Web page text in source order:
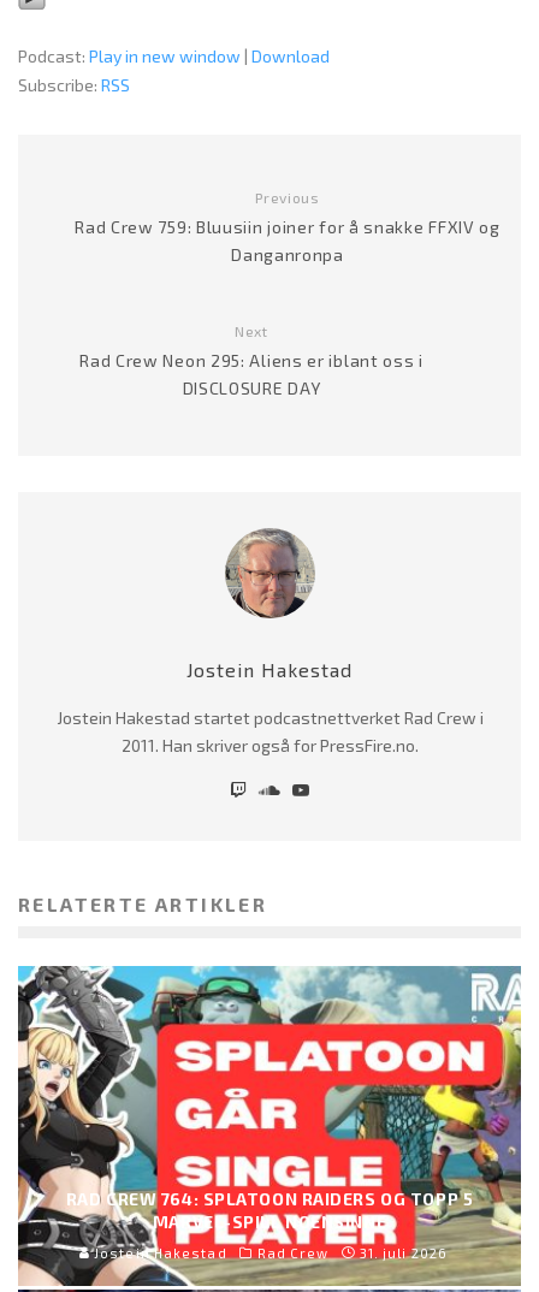
Podcast: Play in new window | Download
Subscribe: RSS
Previous
Rad Crew 759: Bluusiin joiner for å snakke FFXIV og
Danganronpa
Next
Rad Crew Neon 295: Aliens er iblant oss i
DISCLOSURE DAY
Jostein Hakestad
Jostein Hakestad startet podcastnettverket Rad Crew i
2011. Han skriver også for PressFire.no.
RELATERTE ARTIKLER
RAD CREW 764: SPLATOON RAIDERS OG TOPP 5
MARVEL-SPILL NOENSINNE
Jostein Hakestad Rad Crew 31. juli 2026